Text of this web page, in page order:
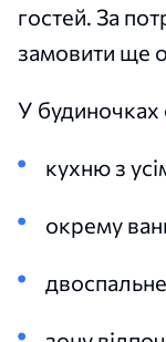
гостей. За
замовити ще
У
кухню з
окрему